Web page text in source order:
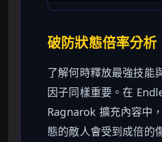
破防狀態倍率分析
了解何時釋放最強技能
因子同樣重要。在
Ragnarok 擴充內容中
態的敵人會受到成倍的